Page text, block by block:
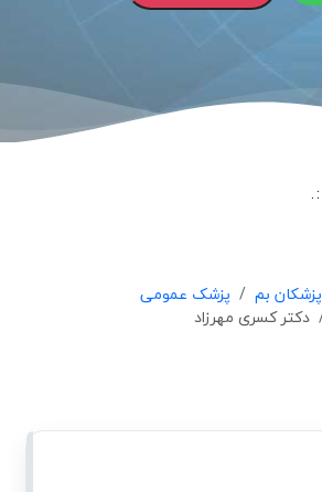
پزشکان بم
پزشک عمومی
دکتر کسری مهرزاد